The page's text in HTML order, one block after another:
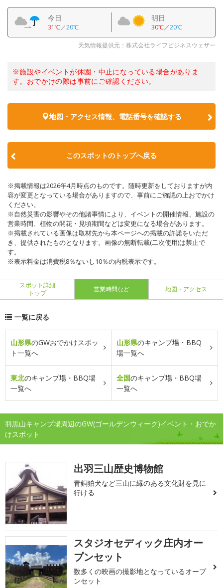
今日
31℃／20℃
明日
30℃／20℃
天気情報提供元：株式会社ライフビジネスウェザー
※施設やイベントが休園・中止になっている場合がありま
す。おでかけの際は事前にご確認ください。
地図・アクセス情報、電話番号を確認する
このスポットのトップへ戻る
※掲載情報は2026年4月時点のものです。随時更新をしておりますが内
容が変更となっている場合がありますので、事前にご確認の上おでかけ
ください。
※自然災害の影響やその他諸事情により、イベントの開催情報、施設の
営業時間、植物の開花・見頃期間などは変更になる場合があります。
※掲載されている画像は取材先から本ページへの掲載の許諾をいただ
き、提供されたものとなります。画像の無断転載(二次使用)は禁止で
す。
※表示料金は消費税8％ないし10％の内税表示です。
スポット詳細
トップ
営業時間など 地図・アクセス
一覧に戻る
山形県のGWおでかけスポッ
ト一覧へ
山形県のキャンプ場・BBQ
場一覧へ
東北のキャンプ場・BBQ場
一覧へ
全国のキャンプ場・BBQ場
一覧へ
羽黒山キャンプ場周辺のGW(ゴールデンウィーク)イベント・おでか
けスポット
出羽三山歴史博物館
青銅狛犬など三山に縁のある文化財を見に
行ける
スタジオセディック庄内オー
プンセット
数多くの映画の撮影地となっているオープ
ンセット